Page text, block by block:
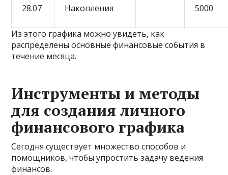
28.07 Накопления 5000
Из этого графика можно увидеть, как
распределены основные финансовые события в
течение месяца.
Инструменты и методы
для создания личного
финансового графика
Сегодня существует множество способов и
помощников, чтобы упростить задачу ведения
финансов.